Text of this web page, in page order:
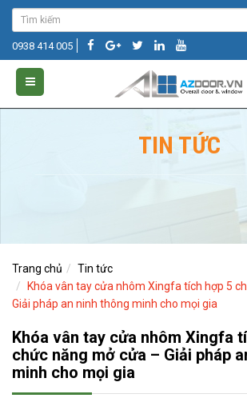
0938 414 005
TIN TỨC
Trang chủ
Tin tức
Khóa vân tay cửa nhôm Xingfa tích hợp 5
Giải pháp an ninh thông minh cho mọi gia
Khóa vân tay cửa nhôm Xingfa
chức năng mở cửa – Giải pháp
minh cho mọi gia